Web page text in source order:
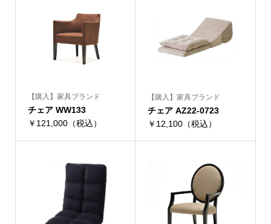
【購入】家具ブランド
チェア WW133
￥121,000（税込）
【購入】家具ブランド
チェア AZ22-0723
￥12,100（税込）